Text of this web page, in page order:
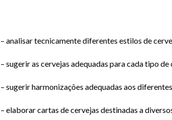
– analisar tecnicamente diferentes estilos de
– sugerir as cervejas adequadas para cada tipo
– sugerir harmonizações adequadas aos
– elaborar cartas de cervejas destinadas a